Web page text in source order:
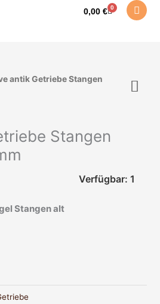
0,00 € 0
Warenkorb
antik Getriebe Stangen
Stangen
Verfügbar: 1
Stangen alt